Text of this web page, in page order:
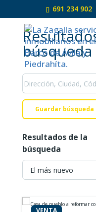
691 234 902
búsqueda
Guardar búsqueda
Resultados de la
búsqueda
VENTA